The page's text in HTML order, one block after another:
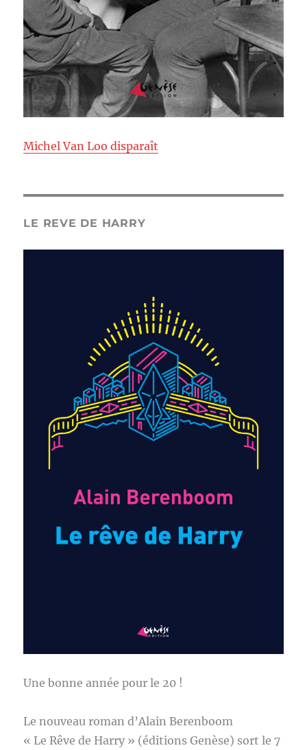
Michel Van Loo disparaît
LE REVE DE HARRY
Une bonne année pour le 20 !
Le nouveau roman d’Alain Berenboom
« Le Rêve de Harry » (éditions Genèse) sort le 7